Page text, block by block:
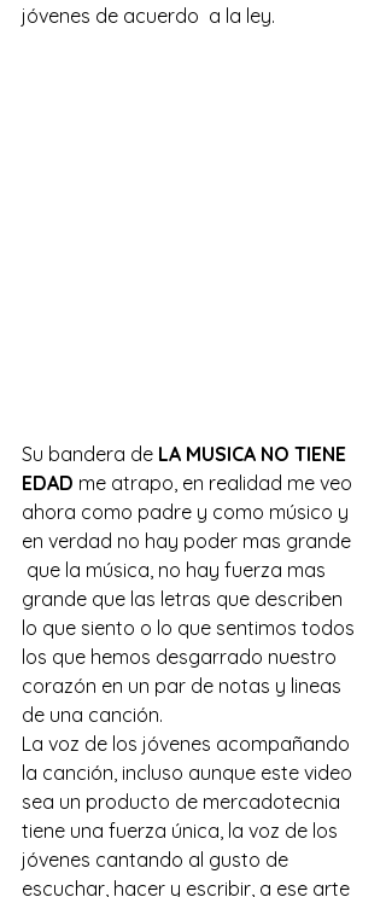
jóvenes de acuerdo  a la ley.
Su bandera de LA MUSICA NO TIENE
EDAD me atrapo, en realidad me veo
ahora como padre y como músico y
en verdad no hay poder mas grande
que la música, no hay fuerza mas
grande que las letras que describen
lo que siento o lo que sentimos todos
los que hemos desgarrado nuestro
corazón en un par de notas y lineas
de una canción.
La voz de los jóvenes acompañando
la canción, incluso aunque este video
sea un producto de mercadotecnia
tiene una fuerza única, la voz de los
jóvenes cantando al gusto de
escuchar, hacer y escribir, a ese arte